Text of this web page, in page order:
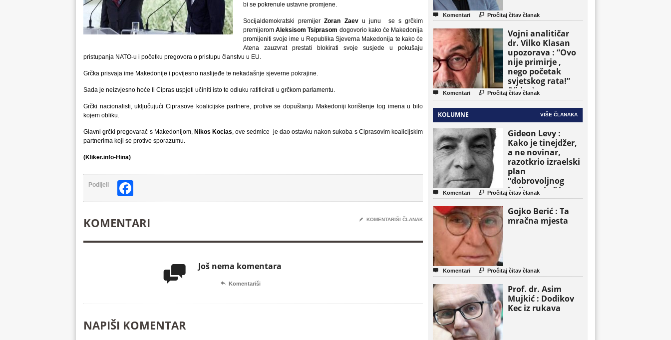
bi se pokrenule ustavne promjene.
Socijaldemokratski premijer Zoran Zaev u junu se s grčkim
premijeromAleksisom Tsiprasom dogovorio kako će Makedonija
promijeniti svoje ime u Republika Sjeverna Makedonija te kako će
Atena zauzvrat prestati blokirati svoje susjede u pokušaju
pristupanja NATO-u i početku pregovora o pristupu članstvu u EU.
Grčka prisvaja ime Makedonije i povijesno naslijeđe te nekadašnje sjeverne pokrajine.
Sada je neizvjesno hoće li Cipras uspjeti učiniti isto te odluku ratificirati u grčkom parlamentu.
Grčki nacionalisti, uključujući Ciprasove koalicijske partnere, protive se dopuštanju Makedoniji korištenje tog imena u bilo
kojem obliku.
Glavni grčki pregovarač s Makedonijom, Nikos Kocias, ove sedmice je dao ostavku nakon sukoba s Ciprasovim koalicijskim
partnerima koji se protive sporazumu.
(Kliker.info-Hina)
Podijeli
KOMENTARI ✎ KOMENTARIŠI ČLANAK
 Još nema komentara
 Komentariši
NAPIŠI KOMENTAR
 Komentari  Pročitaj čitav članak
Vojni analitičar
dr. Vilko Klasan
upozorava : “Ovo
nije primirje ,
nego početak
svjetskog rata!”
(Video)
 Komentari  Pročitaj čitav članak
KOLUMNE VIŠE ČLANAKA
Gideon Levy :
Kako je tinejdžer,
a ne novinar,
razotkrio izraelski
plan
“dobrovoljnog
iseljavanja ” iz
Gaze
 Komentari  Pročitaj čitav članak
Gojko Berić : Ta
mračna mjesta
 Komentari  Pročitaj čitav članak
Prof. dr. Asim
Mujkić : Dodikov
Kec iz rukava